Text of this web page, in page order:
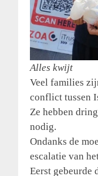
Alles kwijt
Veel families
conflict tussen
Ze hebben
nodig.
Ondanks de
escalatie van
Eerst gebeurde